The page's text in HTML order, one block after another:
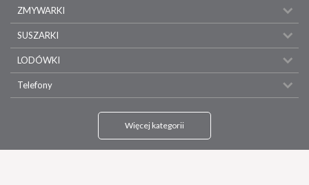
ZMYWARKI
SUSZARKI
LODÓWKI
Telefony
Więcej kategorii